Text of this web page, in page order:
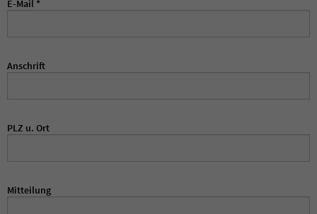
E-Mail *
Anschrift
PLZ u. Ort
Mitteilung